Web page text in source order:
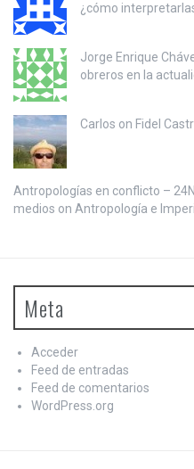
¿cómo
Jorge Enrique
obreros en la
Carlos on Fidel
Antropologías en conflicto –
medios on Antropología e
Meta
Acceder
Feed de entradas
Feed de comentarios
WordPress.org